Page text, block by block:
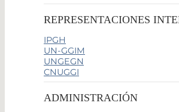
REPRESENTACIONES
IPGH
UN-GGIM
UNGEGN
CNUGGI
ADMINISTRACIÓN